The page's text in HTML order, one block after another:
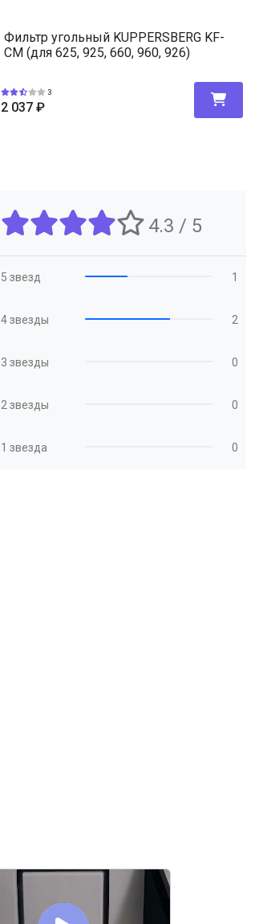
Фильтр угольный KUPPERSBERG KF-
CM (для 625, 925, 660, 960, 926)
3
2 037 ₽
4.3 / 5
5 звезд 1
4 звезды 2
3 звезды 0
2 звезды 0
1 звезда 0